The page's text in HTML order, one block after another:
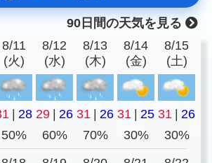
90日間の天気を見る
8/11
(火)
8/12
(水)
8/13
(木)
8/14
(金)
8/15
(土)
| 28 29 | 26 31 | 26 31 | 25 31 | 26
50% 60% 70% 30% 30%